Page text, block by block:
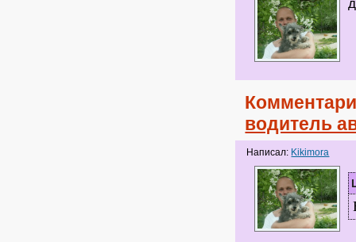
водитель
Написал: Kikimora